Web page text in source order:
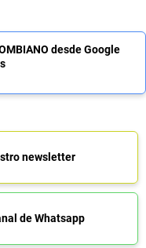
desde Google
newsletter
de Whatsapp